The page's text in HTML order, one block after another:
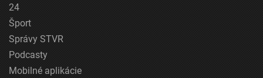
24
Šport
Správy STVR
Podcasty
Mobilné aplikácie